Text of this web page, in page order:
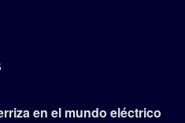
en el mundo eléctrico